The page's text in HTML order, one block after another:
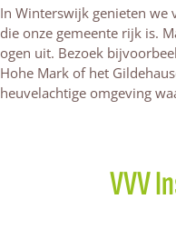
In Winterswijk genieten we
die onze gemeente rijk is.
ogen uit. Bezoek
Hohe Mark of het
heuvelachtige omgeving
VVV